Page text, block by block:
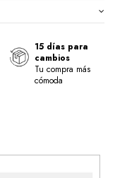
15 días para
cambios
Tu compra más
cómoda